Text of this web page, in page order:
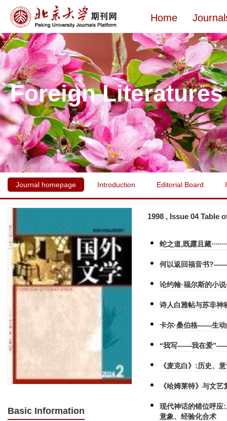
Home
Foreign Literatures
Journal homepage Introduction Editorial Board
Basic Information
1998 , Issue 04 Table
蛇之道,既露且藏
何以返回福音书?——
论约翰·福尔斯的小
诗人白雅帖与苏非神
卡尔·桑伯格——生动
“我写——我在爱”——
《麦克白》:历史、
《哈姆莱特》与文
现代神话的错位呼
意象、经验化合术